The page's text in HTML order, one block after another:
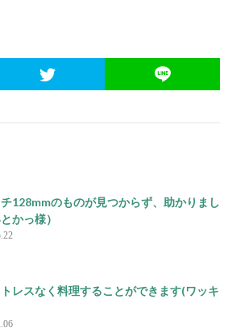
128mmのものが見つからず、助かりまし
かっ様）
レスなく料理することができます(ワッキ